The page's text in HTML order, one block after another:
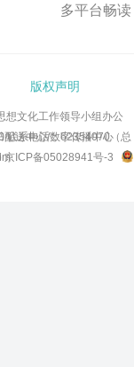
多平台畅读
版权声明
想文化工作领导小组办公
送中心/数字传播中心
联系电话：62354070（总
京ICP备05028941号-3